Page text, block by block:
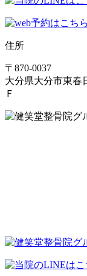
住所
〒870-0037
大分県大分市東春
Ｆ